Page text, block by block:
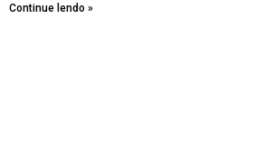
Continue lendo »